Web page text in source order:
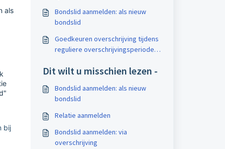
als
bij
Bondslid aanmelden: als nieuw
bondslid
Goedkeuren overschrijving tijdens
reguliere overschrijvingsperiode
Dit wilt u misschien lezen -
Bondslid aanmelden: als nieuw
bondslid
Relatie aanmelden
Bondslid aanmelden: via
overschrijving